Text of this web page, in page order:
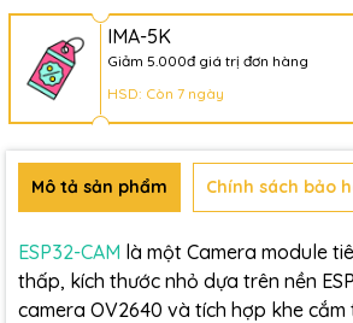
IMA-5K
Giảm 5.000đ giá trị đơn hàng
HSD: Còn 7 ngày
Mô tả sản phẩm Chính sách bảo
ESP32-CAM là một Camera module
thấp, kích thước nhỏ dựa trên nền
camera OV2640 và tích hợp khe